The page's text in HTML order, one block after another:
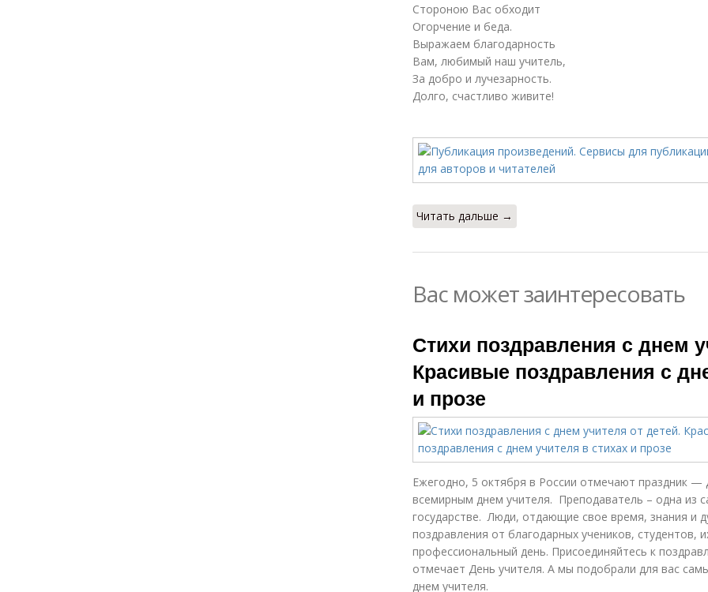
Стороною Вас обходит
Огорчение и беда.
Выражаем благодарность
Вам, любимый наш учитель,
За добро и лучезарность.
Долго, счастливо живите!
Читать дальше →
Вас может заинтересовать
Стихи поздравления с днем
Красивые поздравления с
и прозе
Ежегодно, 5 октября в России отмечают праздник —
всемирным днем учителя. Преподаватель – одна из
государстве. Люди, отдающие свое время, знания и
поздравления от благодарных учеников, студентов,
профессиональный день. Присоединяйтесь к
отмечает День учителя. А мы подобрали для вас
днем учителя.